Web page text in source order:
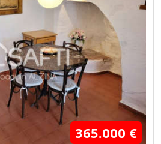
365.000 €